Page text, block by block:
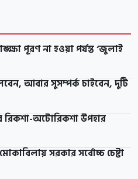
পূরণ না হওয়া পর্যন্ত ‘জুলাই
আবার সুসম্পর্ক চাইবেন, দুটি
রিকশা-অটোরিকশা উপহার
সরকার সর্বোচ্চ চেষ্টা